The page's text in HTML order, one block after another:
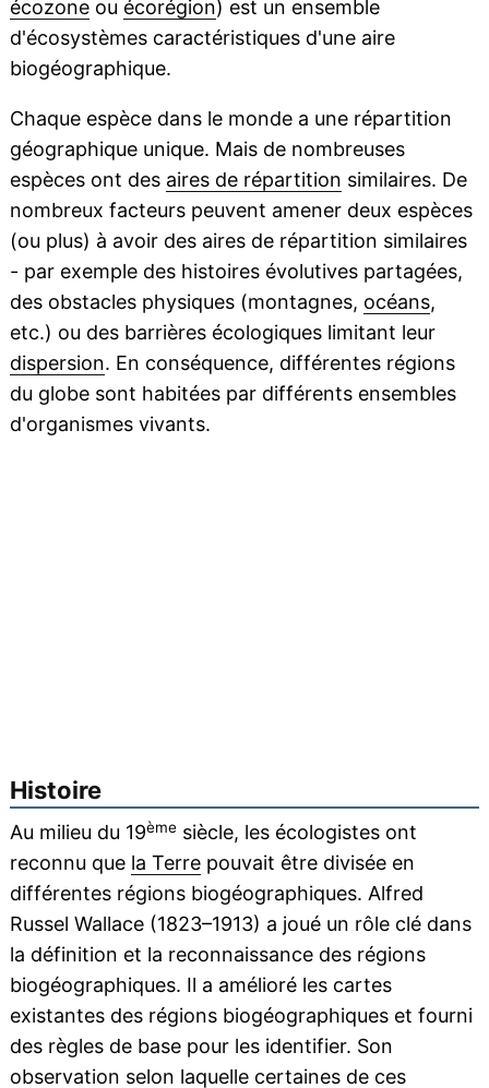
écozoneou écorégion) est un ensemble
d'écosystèmes caractéristiques d'une aire
biogéographique.
Chaque espèce dans le monde a une répartition
géographique unique. Mais de nombreuses
espèces ont des aires de répartition similaires. De
nombreux facteurs peuvent amener deux espèces
(ou plus) à avoir des aires de répartition similaires
- par exemple des histoires évolutives partagées,
des obstacles physiques (montagnes, océans,
etc.) ou des barrières écologiques limitant leur
dispersion. En conséquence, différentes régions
du globe sont habitées par différents ensembles
d'organismes vivants.
Histoire
Au milieu du 19èmesiècle, les écologistes ont
reconnu que la Terrepouvait être divisée en
différentes régions biogéographiques. Alfred
Russel Wallace (1823–1913) a joué un rôle clé dans
la définition et la reconnaissance des régions
biogéographiques. Il a amélioré les cartes
existantes des régions biogéographiques et fourni
des règles de base pour les identifier. Son
observation selon laquelle certaines de ces